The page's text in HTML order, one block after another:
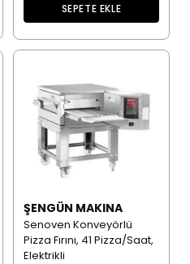
SEPETE EKLE
ŞENGÜN MAKINA
Senoven Konveyörlü
Pizza Fırını, 41 Pizza/Saat,
Elektrikli